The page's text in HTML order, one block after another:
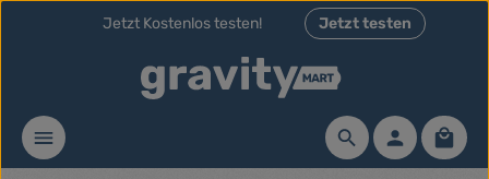
Zum Hauptinhalt springen
Jetzt Kostenlos testen! Jetzt testen